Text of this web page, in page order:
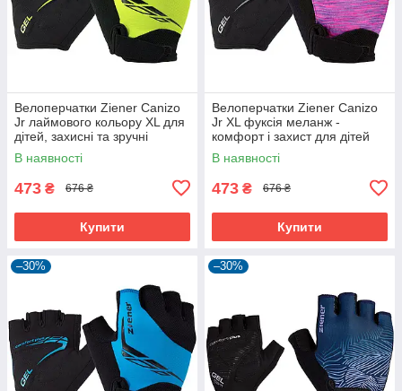
Велоперчатки Ziener Canizo
Jr лаймового кольору XL для
дітей, захисні та зручні
В наявності
473 ₴ 676 ₴
Купити
Велоперчатки Ziener Canizo
Jr XL фуксія меланж -
комфорт і захист для дітей
В наявності
473 ₴ 676 ₴
Купити
–30% –30%